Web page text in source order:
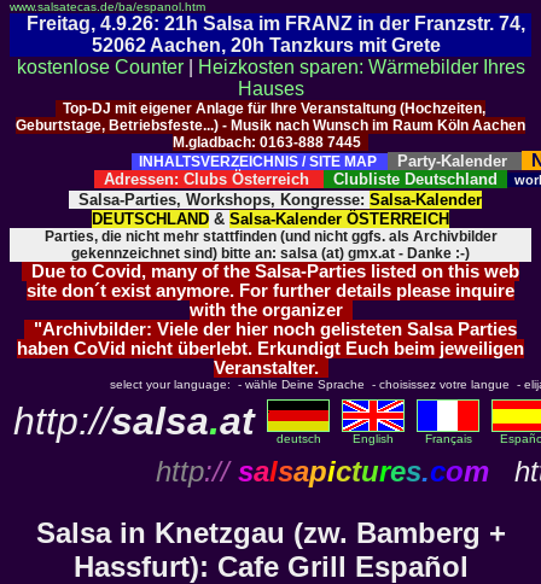
www.salsatecas.de/ba/espanol.htm
Freitag, 4.9.26: 21h Salsa im FRANZ in der Franzstr. 74,
52062 Aachen, 20h Tanzkurs mit Grete
kostenlose Counter|
Heizkosten sparen: Wärmebilder Ihres
Hauses
Top-DJ mit eigener Anlage für Ihre Veranstaltung (Hochzeiten,
Geburtstage, Betriebsfeste...) - Musik nach Wunsch im Raum Köln Aachen
M.gladbach: 0163-888 7445
INHALTSVERZEICHNIS / SITE MAP
Party-Kalender
Adressen: Clubs Österreich Clubliste Deutschland
Salsa-Parties, Workshops, Kongresse: Salsa-Kalender
DEUTSCHLAND & Salsa-Kalender ÖSTERREICH
Parties, die nicht mehr stattfinden (und nicht ggfs. als Archivbilder
gekennzeichnet sind) bitte an: salsa (at) gmx.at - Danke :-)
Due to Covid, many of the Salsa-Parties listed on this web
site don´t exist anymore. For further details please inquire
with the organizer
"Archivbilder: Viele der hier noch gelisteten Salsa Parties
haben CoVid nicht überlebt. Erkundigt Euch beim jeweiligen
Veranstalter.
select your language: - wähle Deine Sprache - choisissez votre langue -
http://salsa.at deutsch English Français
http:// salsapictures.com
Salsa in Knetzgau (zw. Bamberg +
Hassfurt): Cafe Grill Español